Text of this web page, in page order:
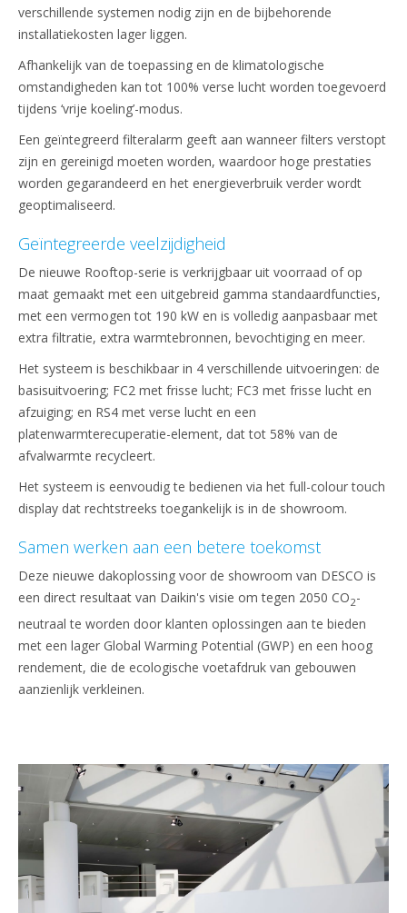
verschillende systemen nodig zijn en de bijbehorende
installatiekosten lager liggen.
Afhankelijk van de toepassing en de klimatologische
omstandigheden kan tot 100% verse lucht worden toegevoerd
tijdens ‘vrije koeling’-modus.
Een geïntegreerd filteralarm geeft aan wanneer filters verstopt
zijn en gereinigd moeten worden, waardoor hoge prestaties
worden gegarandeerd en het energieverbruik verder wordt
geoptimaliseerd.
Geïntegreerde veelzijdigheid
De nieuwe Rooftop-serie is verkrijgbaar uit voorraad of op
maat gemaakt met een uitgebreid gamma standaardfuncties,
met een vermogen tot 190 kW en is volledig aanpasbaar met
extra filtratie, extra warmtebronnen, bevochtiging en meer.
Het systeem is beschikbaar in 4 verschillende uitvoeringen: de
basisuitvoering; FC2 met frisse lucht; FC3 met frisse lucht en
afzuiging; en RS4 met verse lucht en een
platenwarmterecuperatie-element, dat tot 58% van de
afvalwarmte recycleert.
Het systeem is eenvoudig te bedienen via het full-colour touch
display dat rechtstreeks toegankelijk is in de showroom.
Samen werken aan een betere toekomst
Deze nieuwe dakoplossing voor de showroom van DESCO is
een direct resultaat van Daikin's visie om tegen 2050 CO2-
neutraal te worden door klanten oplossingen aan te bieden
met een lager Global Warming Potential (GWP) en een hoog
rendement, die de ecologische voetafdruk van gebouwen
aanzienlijk verkleinen.